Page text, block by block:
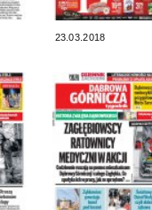
23.03.2018